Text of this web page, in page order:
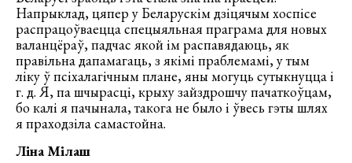
Напрыклад, цяпер у Беларускім дзіцячым хоспісе
распрацоўваецца спецыяльная праграма для новых
валанцёраў, падчас якой ім распавядаюць, як
правільна дапамагаць, з якімі праблемамі, у тым
ліку ў псіхалагічным плане, яны могуць сутыкнуцца і
г. д. Я, па шчырасці, крыху зайздрошчу пачаткоўцам,
бо калі я пачынала, такога не было і ўвесь гэты шлях
я праходзіла самастойна.
Ліна Мілаш